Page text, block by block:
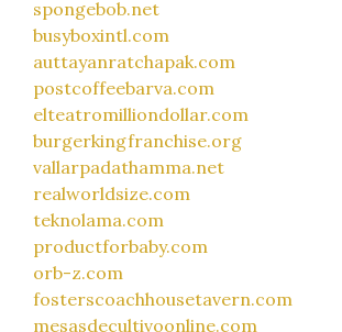
spongebob.net
busyboxintl.com
auttayanratchapak.com
postcoffeebarva.com
elteatromilliondollar.com
burgerkingfranchise.org
vallarpadathamma.net
realworldsize.com
teknolama.com
productforbaby.com
orb-z.com
fosterscoachhousetavern.com
mesasdecultivoonline.com